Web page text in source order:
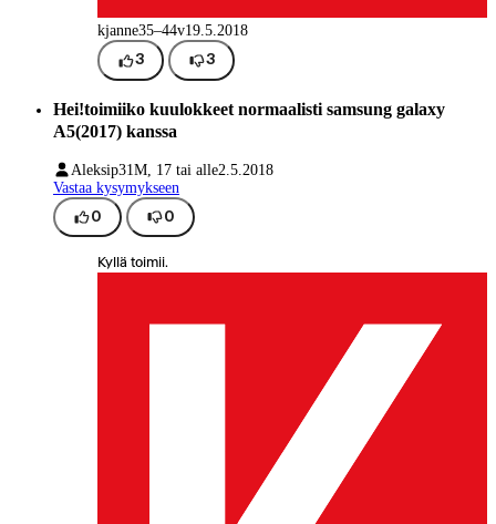
kjanne35–44v19.5.2018
3 3
Hei!toimiiko kuulokkeet normaalisti samsung galaxy
A5(2017) kanssa
Aleksip31M, 17 tai alle2.5.2018
Vastaa kysymykseen
0 0
Kyllä toimii.